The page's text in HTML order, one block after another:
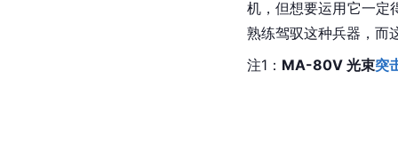
机，但想要运用它一定
熟练驾驭这种兵器，
注1： MA-80V 光束突